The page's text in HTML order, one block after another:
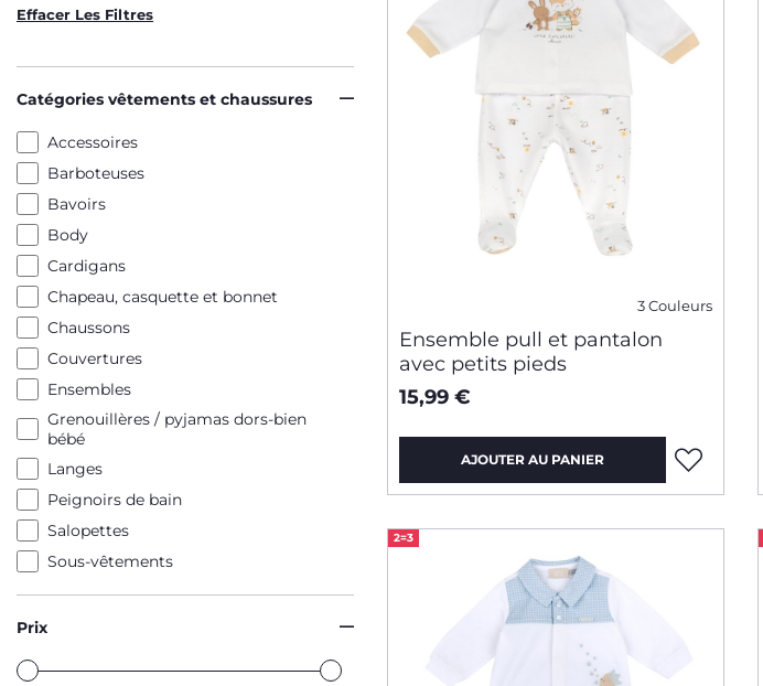
Effacer Les Filtres
Catégories vêtements et chaussures
Accessoires
Barboteuses
Bavoirs
Body
Cardigans
Chapeau, casquette et bonnet
Chaussons
Couvertures
Ensembles
Grenouillères / pyjamas dors-bien
bébé
Langes
Peignoirs de bain
Salopettes
Sous-vêtements
Prix
3 Couleurs
Ensemble pull et pantalon
avec petits pieds
15,99 €
AJOUTER AU PANIER
2=3